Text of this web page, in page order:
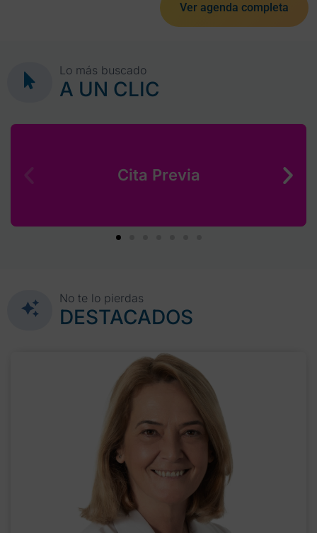
Ver agenda completa
Lo más buscado
A UN CLIC
Cita Previa
No te lo pierdas
DESTACADOS